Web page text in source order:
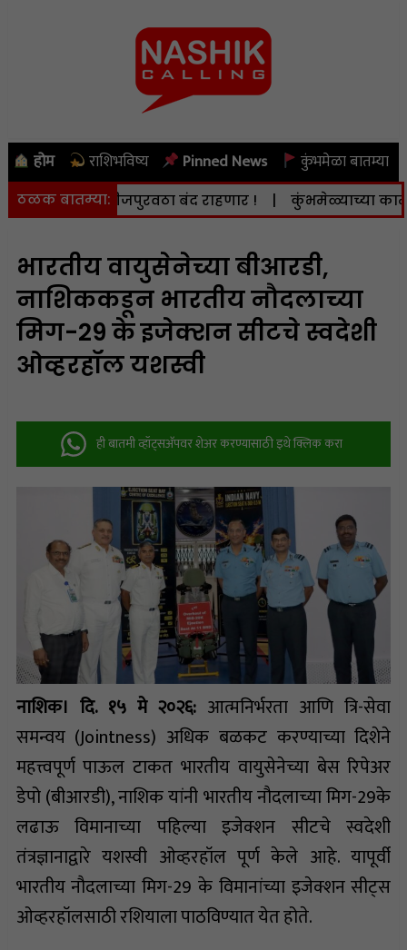
होम राशिभविष्य Pinned News कुंभमेळा बातम्या
ठळक बातम्या:
ऑगस्ट) वीजपुरवठा बंद राहणार ! | कुंभमेळ्याच्या कामात
भारतीय वायुसेनेच्या बीआरडी,
नाशिककडून भारतीय नौदलाच्या
मिग-29 के इजेक्शन सीटचे स्वदेशी
ओव्हरहॉल यशस्वी
ही बातमी व्हॉट्सअ‍ॅपवर शेअर करण्यासाठी इथे क्लिक करा
नाशिक। दि. १५ मे २०२६: आत्मनिर्भरता आणि त्रि-सेवा
समन्वय (Jointness) अधिक बळकट करण्याच्या दिशेने
महत्त्वपूर्ण पाऊल टाकत भारतीय वायुसेनेच्या बेस रिपेअर
डेपो (बीआरडी), नाशिक यांनी भारतीय नौदलाच्या मिग-29के
लढाऊ विमानाच्या पहिल्या इजेक्शन सीटचे स्वदेशी
तंत्रज्ञानाद्वारे यशस्वी ओव्हरहॉल पूर्ण केले आहे. यापूर्वी
भारतीय नौदलाच्या मिग-29 के विमानांच्या इजेक्शन सीट्स
ओव्हरहॉलसाठी रशियाला पाठविण्यात येत होते.